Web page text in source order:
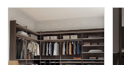
联系我们